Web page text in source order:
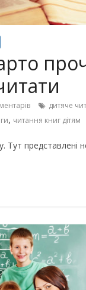
дитяче
, читання книг дітям
Тут представлені
відірвати